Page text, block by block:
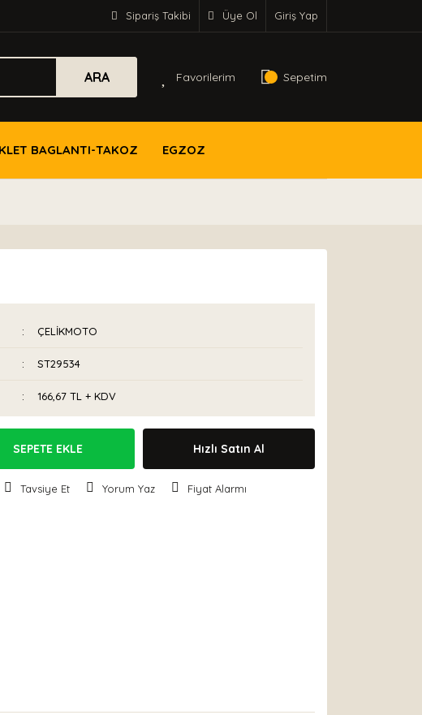
Sipariş Takibi Üye Ol Giriş Yap
ARA Favorilerim Sepetim
BAGLANTI-TAKOZ EGZOZ
ÇELİKMOTO
ST29534
166,67 TL + KDV
SEPETE EKLE Hızlı Satın Al
Tavsiye Et Yorum Yaz Fiyat Alarmı